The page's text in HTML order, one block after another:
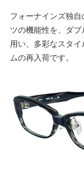
フォーナインズ独
ツの機能性を、ダ
用い、多彩なスタ
ムの再入荷です。